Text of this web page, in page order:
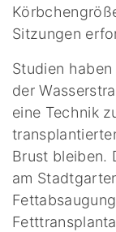
Sitzungen
Studien
der
eine Technik
Brust bleiben.
am